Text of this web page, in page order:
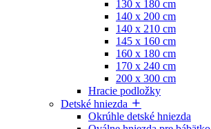
130 x 180 cm
140 x 200 cm
140 x 210 cm
145 x 160 cm
160 x 180 cm
170 x 240 cm
200 x 300 cm
Hracie podložky
Detské hniezda
Okrúhle detské hniezda